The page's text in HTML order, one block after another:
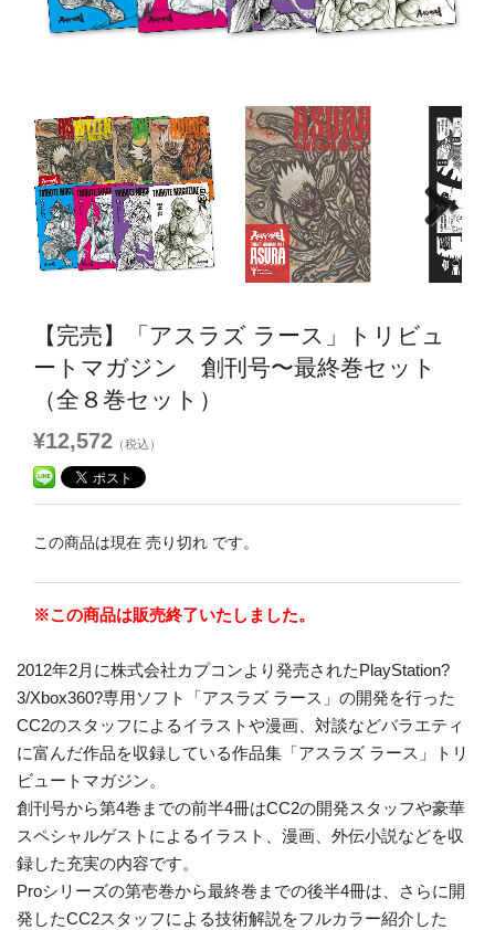
Next
【完売】「アスラズ ラース」トリビュ
ートマガジン 創刊号〜最終巻セット
（全８巻セット）
¥12,572 （税込）
この商品は現在 売り切れ です。
※この商品は販売終了いたしました。
2012年2月に株式会社カプコンより発売されたPlayStation?
3/Xbox360?専用ソフト「アスラズ ラース」の開発を行った
CC2のスタッフによるイラストや漫画、対談などバラエティ
に富んだ作品を収録している作品集「アスラズ ラース」トリ
ビュートマガジン。
創刊号から第4巻までの前半4冊はCC2の開発スタッフや豪華
スペシャルゲストによるイラスト、漫画、外伝小説などを収
録した充実の内容です。
Proシリーズの第壱巻から最終巻までの後半4冊は、さらに開
発したCC2スタッフによる技術解説をフルカラー紹介した